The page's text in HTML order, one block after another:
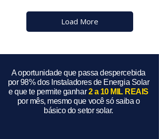
Load More
A oportunidade que passa despercebida
por 98% dos Instaladores de Energia Solar
e que te permite ganhar2 a 10 MIL REAIS
por mês, mesmo que você só saiba o
básico do setor solar.